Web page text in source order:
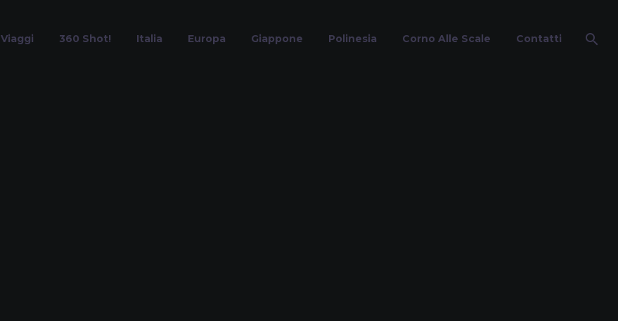
Viaggi 360 Shot! Italia Europa Giappone Polinesia Corno Alle Scale Contatti